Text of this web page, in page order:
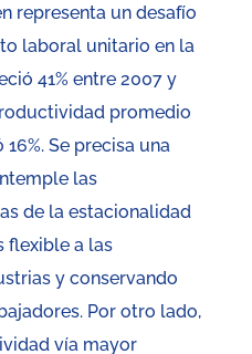
representa un desafío
laboral unitario en la
41% entre 2007 y
promedio
Se precisa una
las
de la estacionalidad
flexible a las
y conservando
Por otro lado,
vía mayor